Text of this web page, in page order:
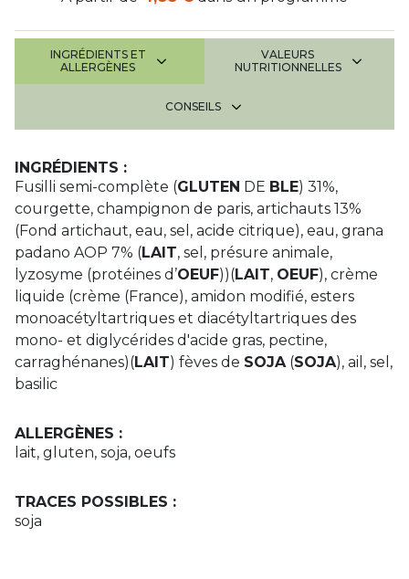
INGRÉDIENTS ET
ALLERGÈNES
VALEURS
NUTRITIONNELLES
CONSEILS
INGRÉDIENTS :
Fusilli semi-complète (GLUTEN DE BLE) 31%,
courgette, champignon de paris, artichauts 13%
(Fond artichaut, eau, sel, acide citrique), eau, grana
padano AOP 7% (LAIT, sel, présure animale,
lyzosyme (protéines d’OEUF))(LAIT, OEUF), crème
liquide (crème (France), amidon modifié, esters
monoacétyltartriques et diacétyltartriques des
mono- et diglycérides d'acide gras, pectine,
carraghénanes)(LAIT) fèves de SOJA(SOJA), ail, sel,
basilic
ALLERGÈNES :
lait, gluten, soja, oeufs
TRACES POSSIBLES :
soja